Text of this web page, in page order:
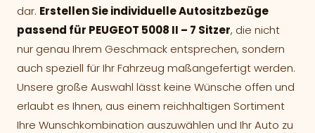
dar. Erstellen Sie individuelle Autositzbezüge
passend für PEUGEOT 5008 II – 7 Sitzer, die nicht
nur genau Ihrem Geschmack entsprechen, sondern
auch speziell für Ihr Fahrzeug maßangefertigt werden.
Unsere große Auswahl lässt keine Wünsche offen und
erlaubt es Ihnen, aus einem reichhaltigen Sortiment
Ihre Wunschkombination auszuwählen und Ihr Auto zu